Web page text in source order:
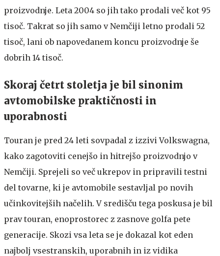
proizvodnje. Leta 2004 so jih tako prodali več kot 95
tisoč. Takrat so jih samo v Nemčiji letno prodali 52
tisoč, lani ob napovedanem koncu proizvodnje še
dobrih 14 tisoč.
Skoraj četrt stoletja je bil sinonim
avtomobilske praktičnosti in
uporabnosti
Touran je pred 24 leti sovpadal z izzivi Volkswagna,
kako zagotoviti cenejšo in hitrejšo proizvodnjo v
Nemčiji. Sprejeli so več ukrepov in pripravili testni
del tovarne, ki je avtomobile sestavljal po novih
učinkovitejših načelih. V središču tega poskusa je bil
prav touran, enoprostorec z zasnove golfa pete
generacije. Skozi vsa leta se je dokazal kot eden
najbolj vsestranskih, uporabnih in iz vidika